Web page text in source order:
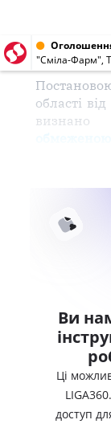
"Сміла-Фарм",
області
Ви
Ці
доступ